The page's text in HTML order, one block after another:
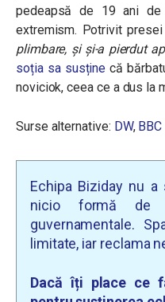
pedeapsă de 19 ani de
extremism. Potrivit
plimbare, și și-a pierdut
soția sa susține că
noviciok, ceea ce a dus la
Surse alternative: DW, BBC
Echipa Biziday nu
nicio formă de
guvernamentale.
limitate, iar reclama
Dacă îți place ce